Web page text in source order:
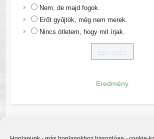
Nem, de majd fogok.
Erőt gyűjtök, még nem merek.
Nincs ötletem, hogy mit írjak.
Eredmény